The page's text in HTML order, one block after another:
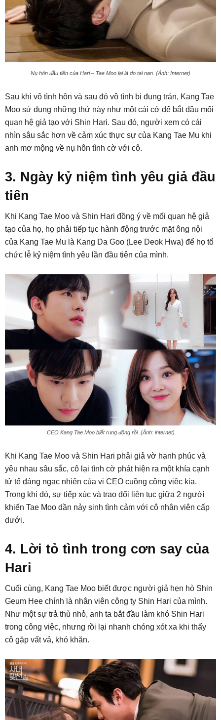
Nụ hôn đầu tiên của Hari – Tae Moo lại là do tai nạn. (Ảnh: Internet)
Sau khi vô tình hôn và sau đó vô tình bị đụng trán, Kang Tae
Moo sử dụng những thứ này như một cái cớ để bắt đầu mối
quan hệ giả tạo với Shin Hari. Sau đó, người xem có cái
nhìn sâu sắc hơn về cảm xúc thực sự của Kang Tae Mu khi
anh mơ mộng về nụ hôn tình cờ với cô.
3. Ngày kỷ niệm tình yêu giả đầu
tiên
Khi Kang Tae Moo và Shin Hari đồng ý về mối quan hệ giả
tạo của họ, họ phải tiếp tục hành động trước mặt ông nội
của Kang Tae Mu là Kang Da Goo (Lee Deok Hwa) để họ tổ
chức lễ kỷ niệm tình yêu lần đầu tiên của mình.
CEO Kang Tae Moo biết rung động rồi. (Ảnh: internet)
Khi Kang Tae Moo và Shin Hari phải giả vờ hạnh phúc và
yêu nhau sâu sắc, cô lại tình cờ phát hiện ra một khía cạnh
tử tế đáng ngạc nhiên của vị CEO cuồng công việc kia.
Trong khi đó, sự tiếp xúc và trao đổi liên tục giữa 2 người
khiến Tae Moo dần nảy sinh tình cảm với cô nhân viên cấp
dưới.
4. Lời tỏ tình trong cơn say của
Hari
Cuối cùng, Kang Tae Moo biết được người giả hẹn hò Shin
Geum Hee chính là nhân viên công ty Shin Hari của mình.
Như một sự trả thù nhỏ, anh ta bắt đầu làm khó Shin Hari
trong công việc, nhưng rồi lại nhanh chóng xót xa khi thấy
cô gặp vất vả, khó khăn.